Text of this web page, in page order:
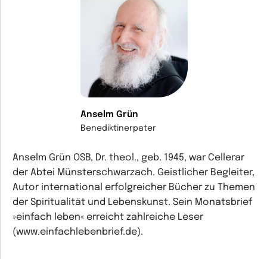
Anselm Grün
Benediktinerpater
Anselm Grün OSB, Dr. theol., geb. 1945, war Cellerar
der Abtei Münsterschwarzach. Geistlicher Begleiter,
Autor international erfolgreicher Bücher zu Themen
der Spiritualität und Lebenskunst. Sein Monatsbrief
»einfach leben« erreicht zahlreiche Leser
(www.einfachlebenbrief.de).